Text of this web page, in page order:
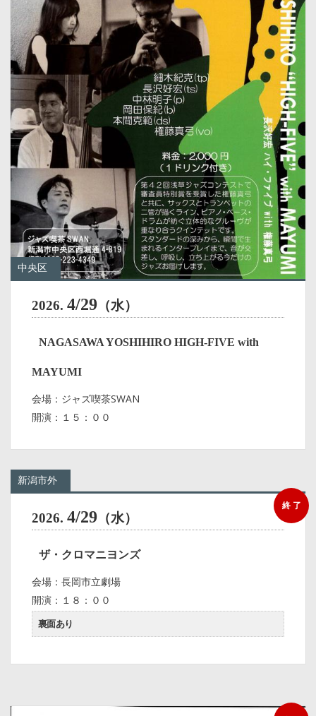
中央区
2026. 4/29 （水）
NAGASAWA YOSHIHIRO HIGH-FIVE with
MAYUMI
会場：ジャズ喫茶SWAN
開演：１５：００
新潟市外
終 了
2026. 4/29 （水）
ザ・クロマニヨンズ
会場：長岡市立劇場
開演：１８：００
裏面あり